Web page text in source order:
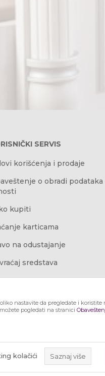
SERVIS
korišćenja i prodaje
o obradi podataka
kupiti
karticama
na odustajanje
sredstava
pitanja
nastavite da pregledate i koristite
pogledati na stranici
kolačići Saznaj više